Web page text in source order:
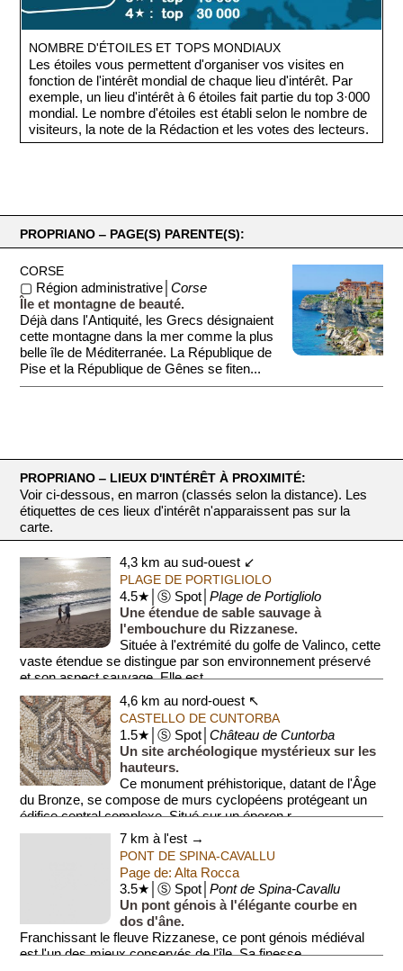
NOMBRE D'ÉTOILES ET TOPS MONDIAUX
Les étoiles vous permettent d'organiser vos visites en
fonction de l'intérêt mondial de chaque lieu d'intérêt. Par
exemple, un lieu d'intérêt à 6 étoiles fait partie du top 3·000
mondial. Le nombre d'étoiles est établi selon le nombre de
visiteurs, la note de la Rédaction et les votes des lecteurs.
PROPRIANO ‒ PAGE(S) PARENTE(S):
CORSE
▢ Région administrative│Corse
Île et montagne de beauté.
Déjà dans l'Antiquité, les Grecs désignaient
cette montagne dans la mer comme la plus
belle île de Méditerranée. La République de
Pise et la République de Gênes se fiten...
PROPRIANO ‒ LIEUX D'INTÉRÊT À PROXIMITÉ:
Voir ci-dessous, en marron (classés selon la distance). Les
étiquettes de ces lieux d'intérêt n'apparaissent pas sur la
carte.
4,3 km au sud-ouest ↙
PLAGE DE PORTIGLIOLO
4.5★│Ⓢ Spot│Plage de Portigliolo
Une étendue de sable sauvage à
l'embouchure du Rizzanese.
Située à l'extrémité du golfe de Valinco, cette
vaste étendue se distingue par son environnement préservé
et son aspect sauvage. Elle est ...
4,6 km au nord-ouest ↖
CASTELLO DE CUNTORBA
1.5★│Ⓢ Spot│Château de Cuntorba
Un site archéologique mystérieux sur les
hauteurs.
Ce monument préhistorique, datant de l'Âge
du Bronze, se compose de murs cyclopéens protégeant un
édifice central complexe. Situé sur un éperon r...
7 km à l'est →
PONT DE SPINA-CAVALLU
Page de: Alta Rocca
3.5★│Ⓢ Spot│Pont de Spina-Cavallu
Un pont génois à l'élégante courbe en
dos d'âne.
Franchissant le fleuve Rizzanese, ce pont génois médiéval
est l'un des mieux conservés de l'île. Sa finesse